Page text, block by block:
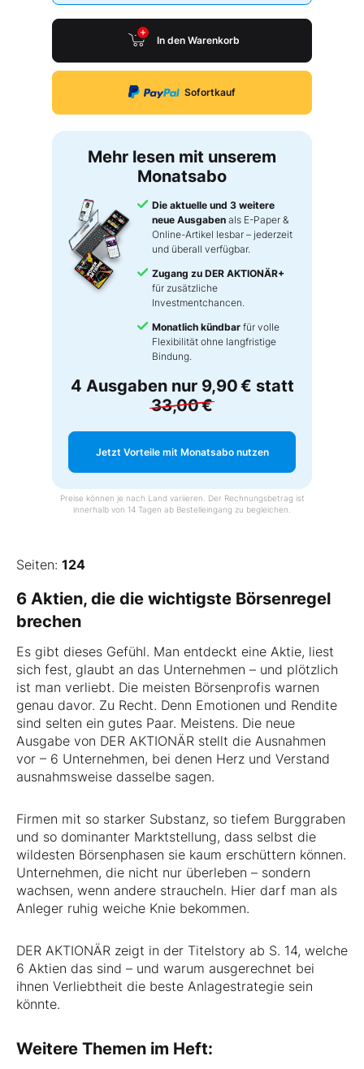
In den Warenkorb
Sofortkauf
Mehr lesen mit unserem
Monatsabo
Die aktuelle und 3 weitere
neue Ausgaben als E-Paper &
Online-Artikel lesbar – jederzeit
und überall verfügbar.
Zugang zu DER AKTIONÄR+
für zusätzliche
Investmentchancen.
Monatlich kündbar für volle
Flexibilität ohne langfristige
Bindung.
4 Ausgaben nur 9,90 € statt
33,00 €
Jetzt Vorteile mit Monatsabo nutzen
Preise können je nach Land variieren. Der Rechnungsbetrag ist
innerhalb von 14 Tagen ab Bestelleingang zu begleichen.
Seiten: 124
6 Aktien, die die wichtigste Börsenregel
brechen
Es gibt dieses Gefühl. Man entdeckt eine Aktie, liest
sich fest, glaubt an das Unternehmen – und plötzlich
ist man verliebt. Die meisten Börsenprofis warnen
genau davor. Zu Recht. Denn Emotionen und Rendite
sind selten ein gutes Paar. Meistens. Die neue
Ausgabe von DER AKTIONÄR stellt die Ausnahmen
vor – 6 Unternehmen, bei denen Herz und Verstand
ausnahmsweise dasselbe sagen.
Firmen mit so starker Substanz, so tiefem Burggraben
und so dominanter Marktstellung, dass selbst die
wildesten Börsenphasen sie kaum erschüttern können.
Unternehmen, die nicht nur überleben – sondern
wachsen, wenn andere straucheln. Hier darf man als
Anleger ruhig weiche Knie bekommen.
DER AKTIONÄR zeigt in der Titelstory ab S. 14, welche
6 Aktien das sind – und warum ausgerechnet bei
ihnen Verliebtheit die beste Anlagestrategie sein
könnte.
Weitere Themen im Heft: